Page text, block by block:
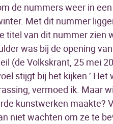
de nummers weer in
Met dit nummer
titel van dit nummer zien
was bij de opening
(de Volkskrant, 25 mei
stijgt bij het kijken.’ Het
vermoed ik. Maar
kunstwerken maakte?
niet wachten om ze te